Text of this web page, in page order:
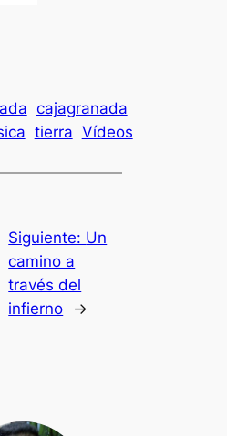
cajagranada
tierra Vídeos
Siguiente: Un
camino a
través del
infierno
→